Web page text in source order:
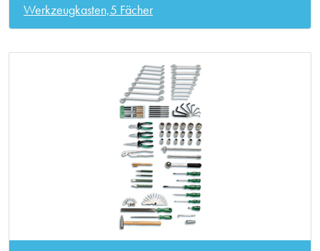
Werkzeugkasten,5 Fächer